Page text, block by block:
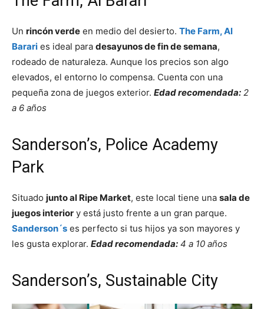
Un rincón verde en medio del desierto. The Farm, Al
Barari es ideal para desayunos de fin de semana,
rodeado de naturaleza. Aunque los precios son algo
elevados, el entorno lo compensa. Cuenta con una
pequeña zona de juegos exterior. Edad recomendada: 2
a 6 años
Sanderson’s, Police Academy
Park
Situado junto al Ripe Market, este local tiene una sala de
juegos interior y está justo frente a un gran parque.
Sanderson´s es perfecto si tus hijos ya son mayores y
les gusta explorar. Edad recomendada: 4 a 10 años
Sanderson’s, Sustainable City